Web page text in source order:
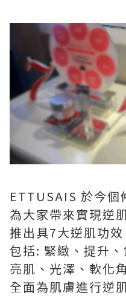
ETTUSAIS 於今個
為大家帶來實現逆
推出具7大逆肌功效
包括: 緊緻、提升
亮肌、光澤、軟化
全面為肌膚進行逆